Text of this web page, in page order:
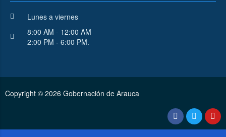
Lunes a viernes
8:00 AM - 12:00 AM
2:00 PM - 6:00 PM.
Copyright © 2026 Gobernación de Arauca